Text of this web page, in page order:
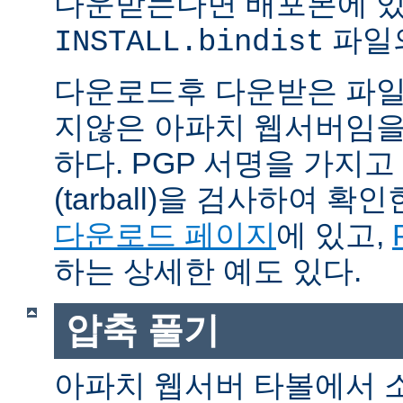
INSTALL.bindist 파일
다운로드후 다운받은 파
지않은 아파치 웹서버임
하다. PGP 서명을 가지
(tarball)을 검사하여 확인
다운로드 페이지 에 있고,
하는 상세한 예도 있다.
압축 풀기
아파치 웹서버 타볼에서